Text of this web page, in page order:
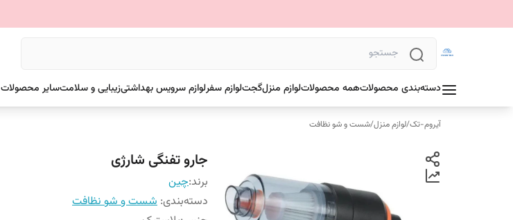
دسته‌بندی محصولاتهمه محصولاتلوازم منزلگجتلوازم سفرلوازم سرویس بهداشتیزیبایی و سلامتسایر محصولات
آیروم-تک/لوازم منزل/شست و شو نظافت
جارو تفنگی شارژی
برند:چین
دسته‌بندی: شست و شو نظافت